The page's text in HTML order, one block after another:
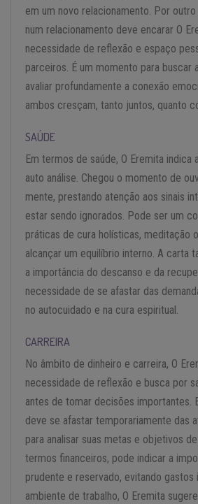
em um novo relacionamento. Por
num relacionamento deve encarar O
necessidade de reflexão e espaço
parceiros. É um momento para buscar
avaliar profundamente a conexão
ambos cresçam, tanto juntos, quanto
SAÚDE
Em termos de saúde, O Eremita indica
auto análise. Chegou o momento de
mente, prestando atenção aos sinais
estar sendo ignorados. Pode ser um
práticas de cura holísticas, meditação
alcançar um equilíbrio interno. A carta
a importância do descanso e da
necessidade de se afastar das
no autocuidado e na cura espiritual.
CARREIRA
No âmbito de dinheiro e carreira, O
necessidade de reflexão e busca por
antes de tomar decisões importantes.
deve se afastar temporariamente das
para analisar suas metas e objetivos
termos financeiros, pode indicar a
prudente e reservado, evitando gastos
ambiente de trabalho, O Eremita